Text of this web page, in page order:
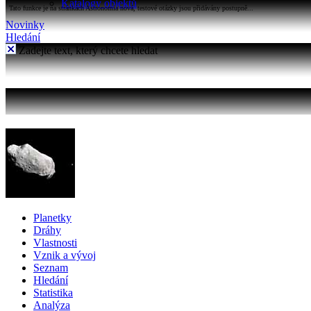
Katalogy objektů
Tato funkce je na stránkách Astronomia nová, testové otázky jsou přidávány postupně...
Novinky
Hledání
Zadejte text, který chcete hledat
Planetky
Dráhy
Vlastnosti
Vznik a vývoj
Seznam
Hledání
Statistika
Analýza